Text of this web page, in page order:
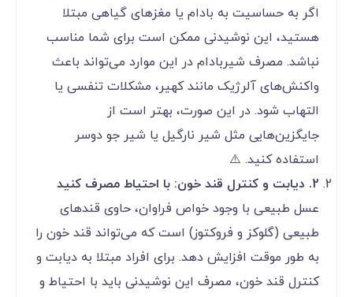
اگر به حساسیت به بادام یا مغزهای گیاهی مبتلا
هستید، این نوشیدنی ممکن است برای شما مناسب
نباشد. مصرف شیربادام در این موارد می‌تواند باعث
واکنش‌های آلرژیک مانند کهیر، مشکلات تنفسی یا
التهاب شود. در این صورت، بهتر است از
جایگزین‌هایی مثل شیر نارگیل یا شیر جو دوسر
استفاده کنید. ⚠️
2. دیابت و کنترل قند خون: با احتیاط مصرف کنید
عسل طبیعی با وجود خواص فراوان، حاوی قندهای
طبیعی (گلوکز و فروکتوز) است که می‌تواند قند خون را
به طور موقت افزایش دهد. برای افراد مبتلا به دیابت و
کنترل قند خون، مصرف این نوشیدنی باید با احتیاط و